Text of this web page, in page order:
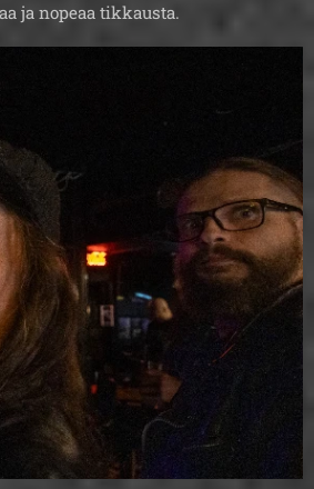
ja nopeaa tikkausta.